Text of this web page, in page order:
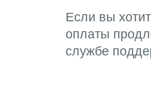
Если вы
оплаты
службе